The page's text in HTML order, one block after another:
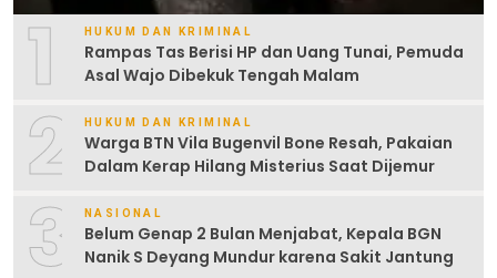
1 HUKUM DAN KRIMINAL
Rampas Tas Berisi HP dan Uang Tunai, Pemuda
Asal Wajo Dibekuk Tengah Malam
2 HUKUM DAN KRIMINAL
Warga BTN Vila Bugenvil Bone Resah, Pakaian
Dalam Kerap Hilang Misterius Saat Dijemur
3 NASIONAL
Belum Genap 2 Bulan Menjabat, Kepala BGN
Nanik S Deyang Mundur karena Sakit Jantung